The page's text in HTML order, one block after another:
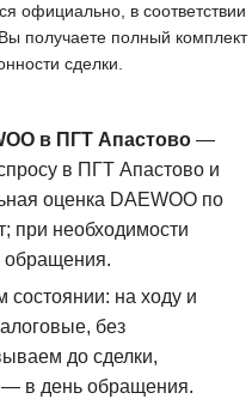
официально, в соответствии
получаете полный комплект
сделки.
в ПГТ Апастово—
в ПГТ Апастово и
оценка DAEWOO по
при необходимости
обращения.
на ходу и
без
до сделки,
в день обращения.